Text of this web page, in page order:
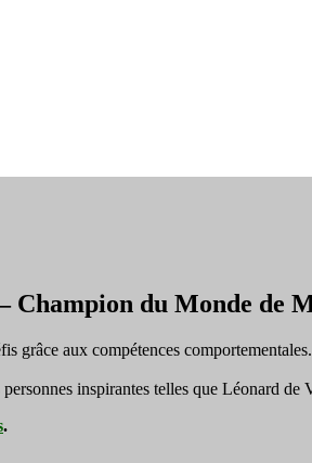
Champion du Monde de
aux compétences
inspirantes telles que Léonard de
.